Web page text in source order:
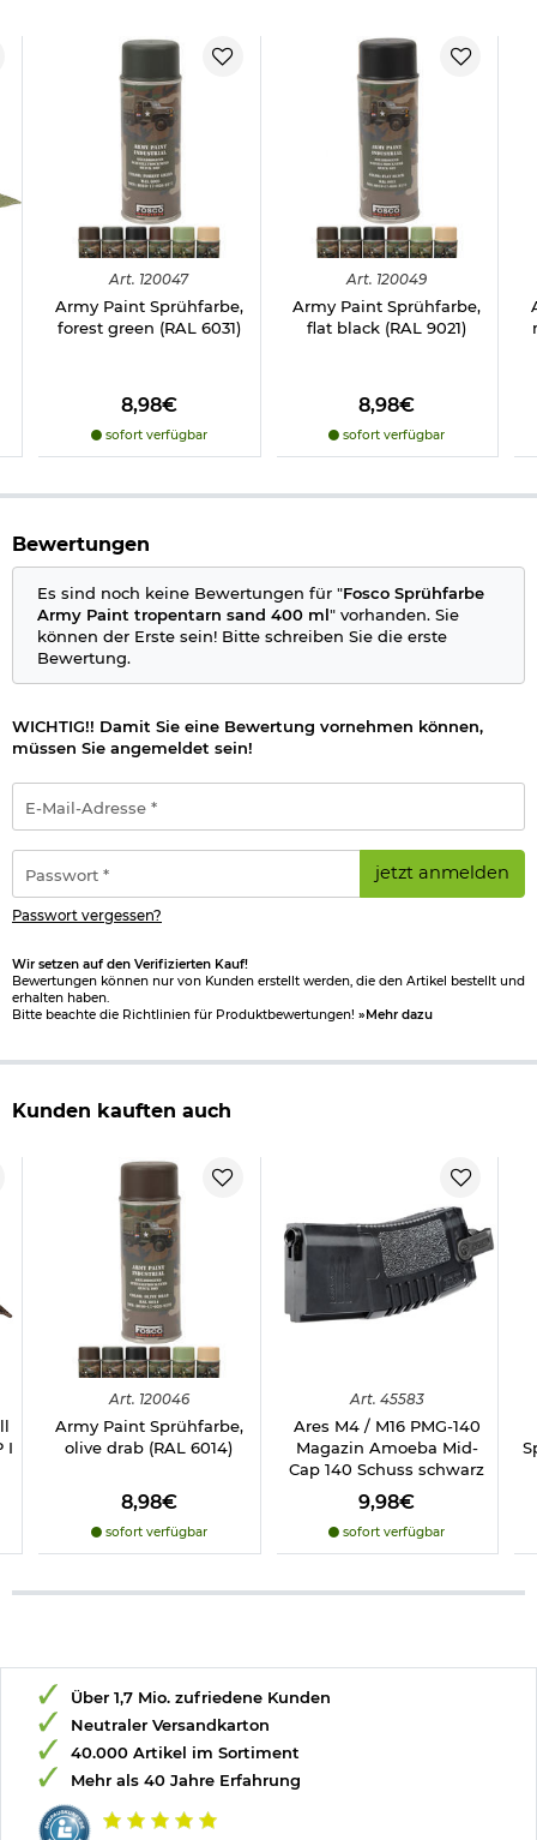
Extrem entzündbares Aerosol.
Reizend.
Behälter steht unter Druck. Nicht Temperaturen über
50 Grad aussetzen. Kann bei Erwärmung explodieren. Darf
nicht in die Hände von Kindern gelangen. An einem gut
belüfteten Ort aufbewahren. Vor Sonnenbestrahlung schützen.
Nur entleert wegwerfen, keinesfalls ins Feuer.
Gebrauchsanweisung beachten. Unsachgemäße Verwendung
kann schlimme körperliche Verletzungen hervorrufen.
Herstellerinformationen
Art. 120047
Army Paint Sprühfarbe,
forest green (RAL 6031)
8,98€
sofort verfügbar
Art. 120049
Army Paint Sprühfarbe,
flat black (RAL 9021)
8,98€
sofort verfügbar
Bewertungen
Es sind noch keine Bewertungen für "Fosco Sprühfarbe
Army Paint tropentarn sand 400 ml" vorhanden. Sie
können der Erste sein! Bitte schreiben Sie die erste
Bewertung.
WICHTIG!! Damit Sie eine Bewertung vornehmen können,
müssen Sie angemeldet sein!
Mail-
Adresse
*
jetzt anmelden
Passwort vergessen?
Wir setzen auf den Verifizierten Kauf!
Bewertungen können nur von Kunden erstellt werden, die den Artikel bestellt und
erhalten haben.
Bitte beachte die Richtlinien für Produktbewertungen! »Mehr dazu
Kunden kauften auch
I
Art. 120046
Army Paint Sprühfarbe,
olive drab (RAL 6014)
8,98€
sofort verfügbar
Art. 45583
Ares M4 / M16 PMG-140
Magazin Amoeba Mid-
Cap 140 Schuss schwarz
9,98€
sofort verfügbar
Über 1,7 Mio. zufriedene Kunden
Neutraler Versandkarton
40.000 Artikel im Sortiment
Mehr als 40 Jahre Erfahrung